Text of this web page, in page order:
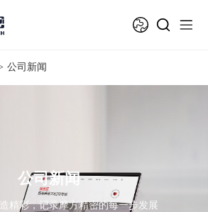
公司新闻
公司新闻
精彩，记录摩方精密的每一步发展